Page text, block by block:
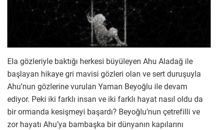
Ela gözleriyle baktığı herkesi büyüleyen Ahu Aladağ ile
başlayan hikaye gri mavisi gözleri olan ve sert duruşuyla
Ahu’nun gözlerine vurulan Yaman Beyoğlu ile devam
ediyor. Peki iki farklı insan ve iki farklı hayat nasıl oldu da
bir ormanda kesişmeyi başardı? Beyoğlu’nun çetrefilli ve
zor hayatı Ahu’ya bambaşka bir dünyanın kapılarını